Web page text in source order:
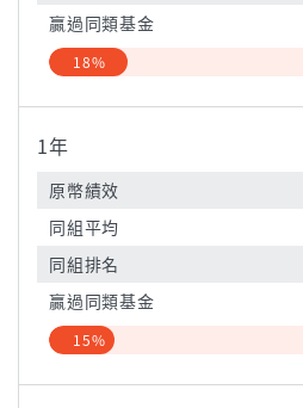
贏過同類基金
18%
1年
原幣績效
同組平均
同組排名
贏過同類基金
15%